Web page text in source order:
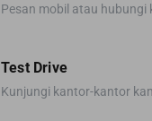
Pesan mobil atau hubungi
Test Drive
Kunjungi kantor-kantor